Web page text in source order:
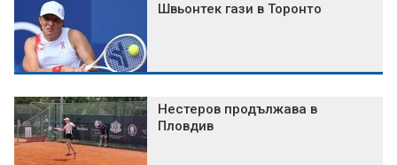
Швьонтек гази в Торонто
Нестеров продължава в
Пловдив